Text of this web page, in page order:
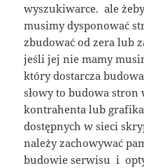
wyszukiwarce. ale
musimy dysponować
zbudować od zera lub
jeśli jej nie mamy
który dostarcza
słowy to budowa
kontrahenta lub
dostępnych w sieci
należy zachowywać
budowie serwisu i